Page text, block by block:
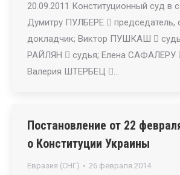
20.09.2011 Конституционный суд в
Думитру ПУЛБЕРЕ  председатель,
докладчик; Виктор ПУШКАШ 
РАЙЛЯН  судья; Елена САФАЛЕРУ
Валерия ШТЕРБЕЦ …
Постановление от 22
о Конституции Украины
Евразия (СНГ) 26 февраля 2014